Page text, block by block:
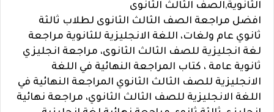
الثانوية,الصف الثالث الثانوى
افضل مراجعة الصف الثالث الثانوى لطلاب ثالثة
ثانوي عام ولغات، اللغة الانجليزية للثانوية مراجعة
لغة انجليزية للصف الثالث الثانوى، مراجعة انجليزي
ثانوية عامة ، كتاب المراجعة النهائية في اللغة
الانجليزية للصف الثالث الثانوي المراجعة النهائية في
اللغة الانجليزية للصف الثالث الثانوي، مراجعة نهائية